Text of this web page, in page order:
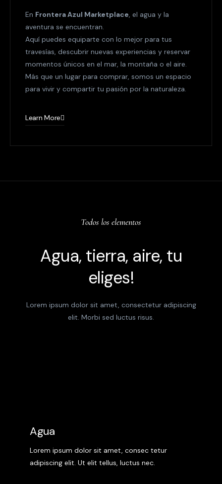
En Frontera Azul Marketplace, el agua y la
aventura se encuentran.
Aquí puedes equiparte con lo mejor para tus
travesías, descubrir nuevas experiencias y reservar
momentos únicos en el mar, la montaña o el aire.
Más que un lugar para comprar, somos un espacio
para vivir y compartir tu pasión por la naturaleza.
Learn More
Todos los elementos
Agua, tierra, aire, tu
eliges!
Lorem ipsum dolor sit amet, consectetur adipiscing
elit. Morbi sed luctus risus.
Agua
Lorem ipsum dolor sit amet, consec tetur
adipiscing elit. Ut elit tellus, luctus nec.